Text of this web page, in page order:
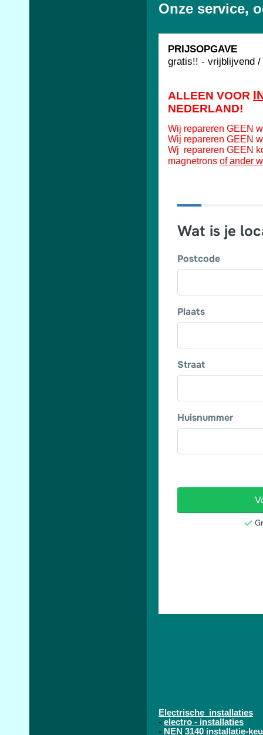
Onze service,
PRIJSOPGAVE
gratis!! - vrijblijvend /
ALLEEN VOOR
NEDERLAND!
Wij repareren GEEN
Wij repareren GEEN
Wj repareren GEEN
magnetrons of ander
Electrische installaties
- electro - installaties
- NEN 3140 installatie-